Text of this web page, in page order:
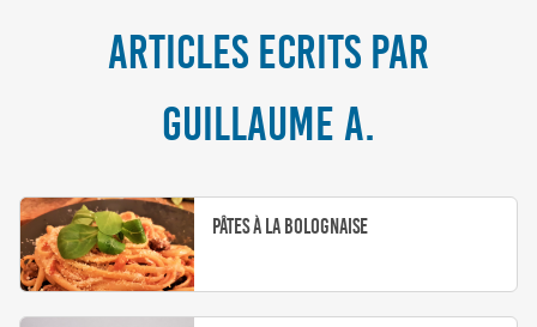
ARTICLES ECRITS PAR
GUILLAUME A.
Pâtes à la bolognaise